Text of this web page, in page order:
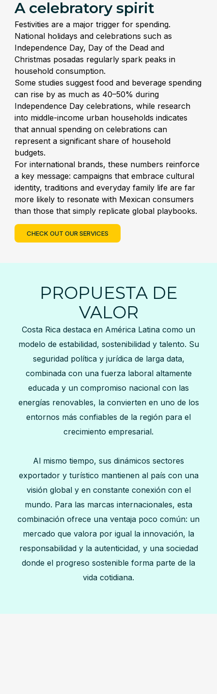
A celebratory spirit
Festivities are a major trigger for spending.
National holidays and celebrations such as
Independence Day, Day of the Dead and
Christmas posadas regularly spark peaks in
household consumption.
Some studies suggest food and beverage spending
can rise by as much as 40–50% during
Independence Day celebrations, while research
into middle-income urban households indicates
that annual spending on celebrations can
represent a significant share of household
budgets.
For international brands, these numbers reinforce
a key message: campaigns that embrace cultural
identity, traditions and everyday family life are far
more likely to resonate with Mexican consumers
than those that simply replicate global playbooks.
CHECK OUT OUR SERVICES
PROPUESTA DE
VALOR
Costa Rica destaca en América Latina como un
modelo de estabilidad, sostenibilidad y talento. Su
seguridad política y jurídica de larga data,
combinada con una fuerza laboral altamente
educada y un compromiso nacional con las
energías renovables, la convierten en uno de los
entornos más confiables de la región para el
crecimiento empresarial.
Al mismo tiempo, sus dinámicos sectores
exportador y turístico mantienen al país con una
visión global y en constante conexión con el
mundo. Para las marcas internacionales, esta
combinación ofrece una ventaja poco común: un
mercado que valora por igual la innovación, la
responsabilidad y la autenticidad, y una sociedad
donde el progreso sostenible forma parte de la
vida cotidiana.